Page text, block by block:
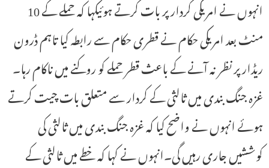
انہوں نے امریکی کردار پر بات کرتے ہوئیکہا کہ حملے کے 10
منٹ بعد امریکی حکام نے قطری حکام سے رابطہ کیا تاہم ڈرون
ریڈار پر نظر نہ آنے کے باعث قطر حملے کو روکنے میں ناکام رہا۔
غزہ جنگ بندی میں ثالثی کے کردار سے متعلق بات چیت کرتے
ہوئے انہوں نے واضح کیا کہ غزہ جنگ بندی میں ثالثی کی
کوششیں جاری رہیں گی۔انہوں نے کہا کہ خطے میں ثالثی کے